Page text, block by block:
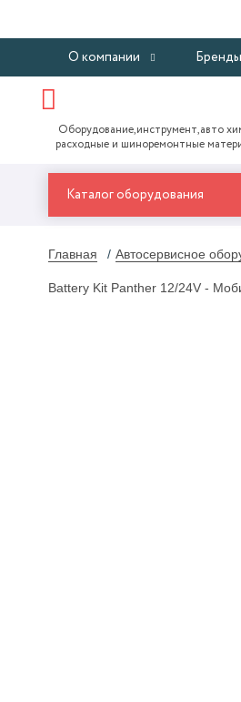
О компании Бренды
Оборудование,инструмент,авто
расходные и шиноремонтные
Каталог оборудования
Главная Автосервисное
Battery Kit Panther 12/24V -